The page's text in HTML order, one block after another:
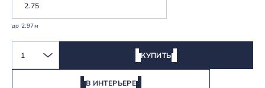
до 2.97м
1 КУПИТЬ
В ИНТЕРЬЕРЕ